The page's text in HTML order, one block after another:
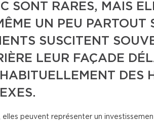
SONT RARES, MAIS
UN PEU PARTOUT
SUSCITENT
LEUR FAÇADE
DES
elles peuvent représenter un